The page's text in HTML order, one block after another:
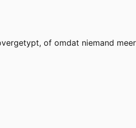
of omdat niemand meer